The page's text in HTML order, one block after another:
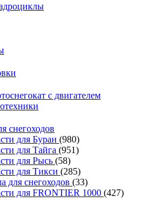
с двигателем
снегоходов
для Буран (980)
для Тайга (951)
для Рысь (58)
для Тикси (285)
для снегоходов (33)
для FRONTIER 1000 (427)